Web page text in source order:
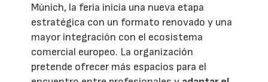
Múnich, la feria inicia una nueva etapa
estratégica con un formato renovado y una
mayor integración con el ecosistema
comercial europeo. La organización
pretende ofrecer más espacios para el